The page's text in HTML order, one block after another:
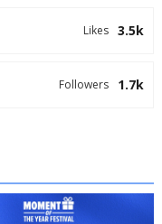
3.5k
Likes
1.7k
Followers